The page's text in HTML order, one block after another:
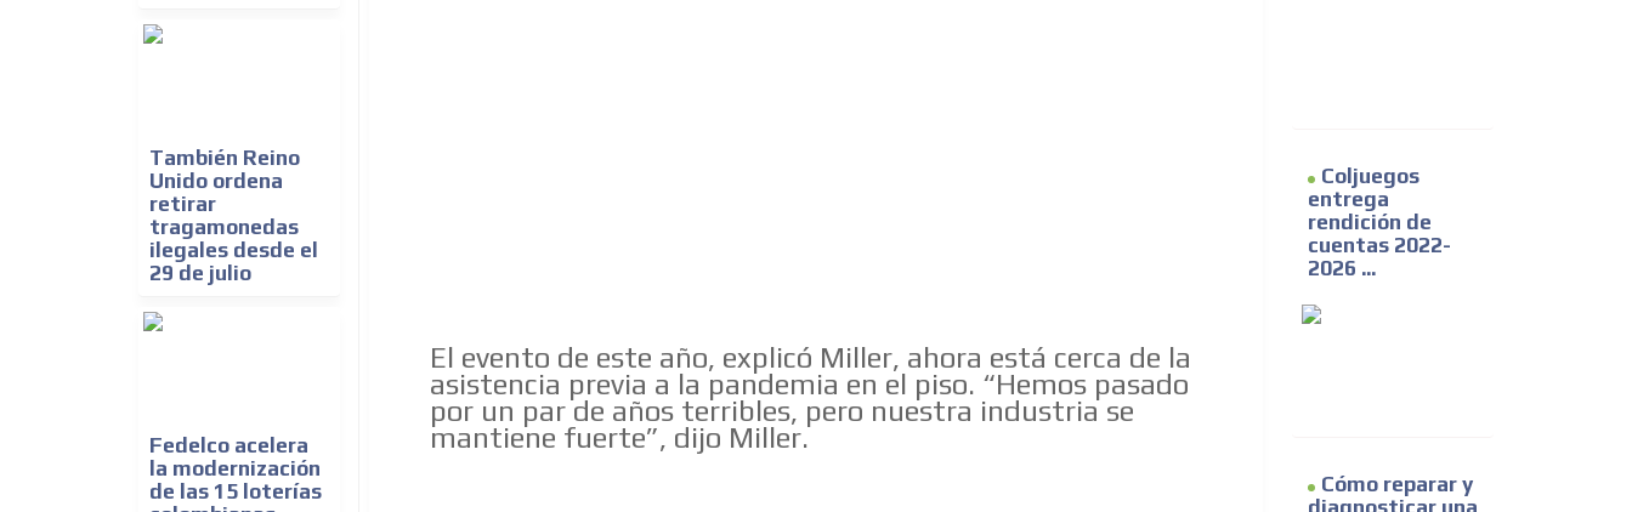
También Reino
Unido ordena
retirar
tragamonedas
ilegales desde el
29 de julio
Fedelco acelera
la modernización
de las 15 loterías
El evento de este año, explicó Miller, ahora está cerca de la
asistencia previa a la pandemia en el piso. “Hemos pasado
por un par de años terribles, pero nuestra industria se
mantiene fuerte”, dijo Miller.
Coljuegos
entrega
rendición de
cuentas 2022-
2026 ...
Cómo reparar y